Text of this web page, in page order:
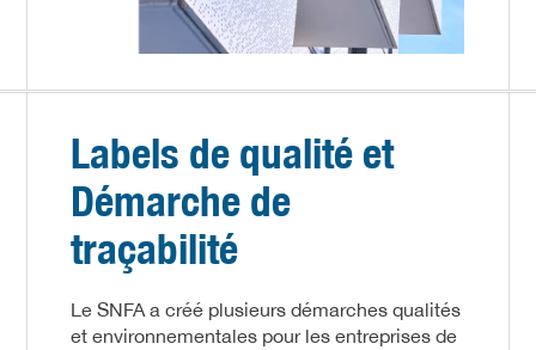
Labels de qualité et
Démarche de
traçabilité
Le SNFA a créé plusieurs démarches qualités
et environnementales pour les entreprises de